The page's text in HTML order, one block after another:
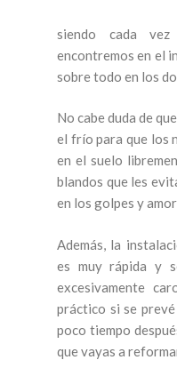
siendo cada
encontremos en el
sobre todo en los
No cabe duda de
el frío para que los
en el suelo
blandos que les
en los golpes y
Además, la
es muy rápida y
excesivamente
práctico si se
poco tiempo
que vayas a